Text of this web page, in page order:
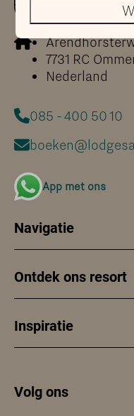
7731 RC
Nederland
085 - 400 50 10
App met ons
Navigatie
Ontdek ons resort
Inspiratie
Volg ons